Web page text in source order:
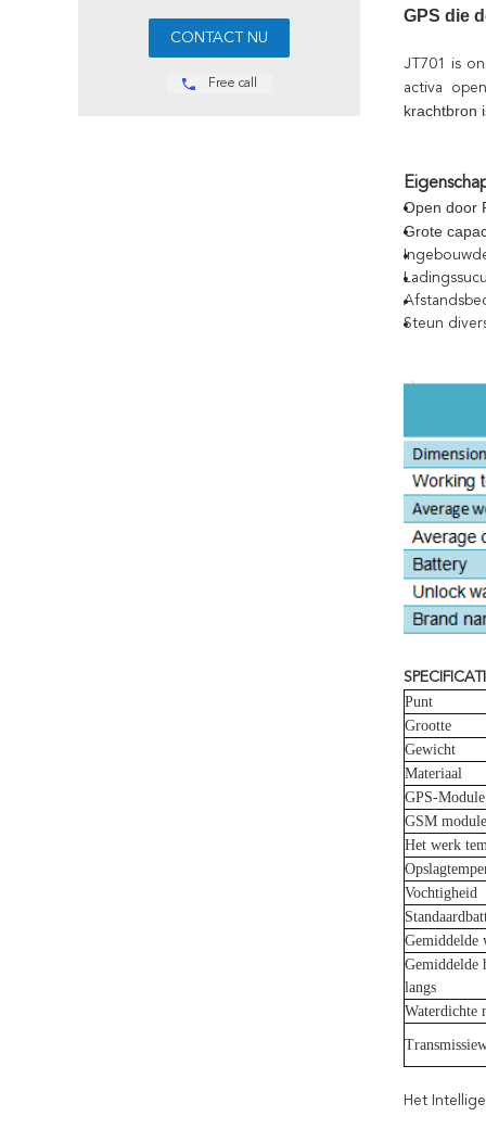
Free call
GPS die
JT701 is
activa
krachtbron
Open door
Grote
Steun
Punt
Grootte
Gewicht
Materiaal
GPS-Module
GSM module
Het werk
Vochtigheid
Gemiddelde
Gemiddelde
langs
Waterdichte
Het